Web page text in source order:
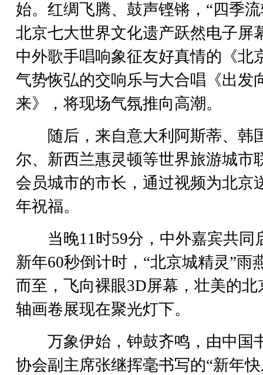
始。红绸飞腾、鼓声铿锵，“四季
北京七大世界文化遗产跃然电子屏
中外歌手唱响象征友好真情的《北
气势恢弘的交响乐与大合唱《出发
来》，将现场气氛推向高潮。
随后，来自意大利阿斯蒂、韩
尔、新西兰惠灵顿等世界旅游城市
会员城市的市长，通过视频为北京
年祝福。
当晚11时59分，中外嘉宾共同
新年60秒倒计时，“北京城精灵”雨
而至，飞向裸眼3D屏幕，壮美的北
轴画卷展现在聚光灯下。
万象伊始，钟鼓齐鸣，由中国
协会副主席张继挥毫书写的“新年